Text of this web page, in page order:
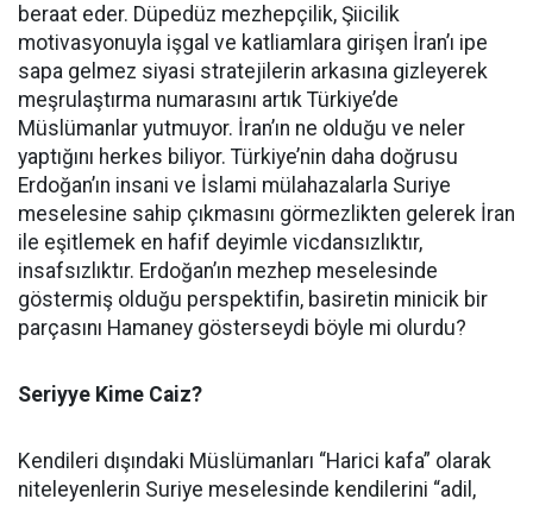
beraat eder. Düpedüz mezhepçilik, Şiicilik
motivasyonuyla işgal ve katliamlara girişen İran’ı ipe
sapa gelmez siyasi stratejilerin arkasına gizleyerek
meşrulaştırma numarasını artık Türkiye’de
Müslümanlar yutmuyor. İran’ın ne olduğu ve neler
yaptığını herkes biliyor. Türkiye’nin daha doğrusu
Erdoğan’ın insani ve İslami mülahazalarla Suriye
meselesine sahip çıkmasını görmezlikten gelerek İran
ile eşitlemek en hafif deyimle vicdansızlıktır,
insafsızlıktır. Erdoğan’ın mezhep meselesinde
göstermiş olduğu perspektifin, basiretin minicik bir
parçasını Hamaney gösterseydi böyle mi olurdu?
Seriyye Kime Caiz?
Kendileri dışındaki Müslümanları “Harici kafa” olarak
niteleyenlerin Suriye meselesinde kendilerini “adil,